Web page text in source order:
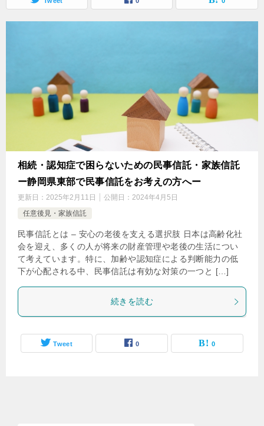
相続・認知症で困らないための民事信託・家族信託
ー静岡県東部で民事信託をお考えの方へー
更新日： 2025年2月11日 公開日： 2024年4月5日
任意後見・家族信託
民事信託とは – 安心の老後を支える選択肢 日本は高齢化社
会を迎え、多くの人が将来の財産管理や老後の生活につい
て考えています。特に、加齢や認知症による判断能力の低
下が心配される中、民事信託は有効な対策の一つと […]
続きを読む
Tweet 0 0